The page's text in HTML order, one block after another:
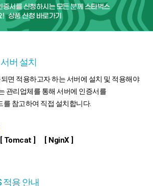
서를 신청하시는 모든 분께 스타벅스
!상품 신청 바로가기
버 설치
면 적용하고자 하는 서버에 설치 및 적용해야
관리업체를 통해 서버에 인증서를
참고하여 직접 설치합니다.
[ Tomcat ] [ NginX ]
적용 안내